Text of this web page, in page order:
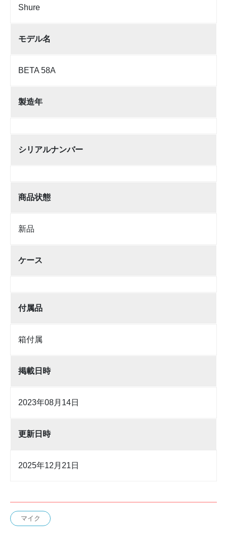
Shure
モデル名
BETA 58A
製造年
シリアルナンバー
商品状態
新品
ケース
付属品
箱付属
掲載日時
2023年08月14日
更新日時
2025年12月21日
マイク